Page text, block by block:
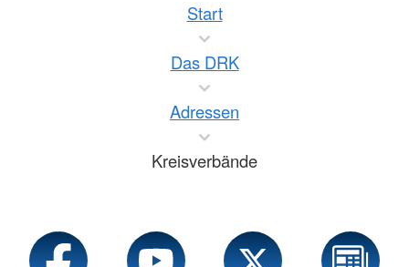
Start
Das DRK
Adressen
Kreisverbände